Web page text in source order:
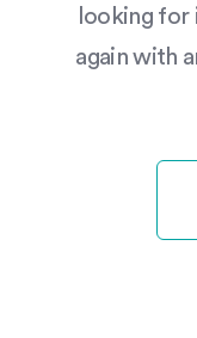
looking for
again with